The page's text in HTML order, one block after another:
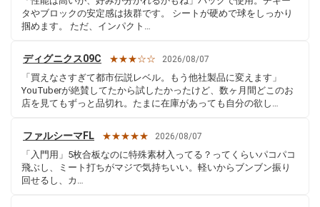
タやブロックの安定感は抜群です。 シートが硬めで球をしっかり
掴めます。 ただ、インパクト…
ディグニクス09C ★★★☆☆ 2026/08/07
「買えなさすぎて都市伝説レベル。もう他社製品に変えます」
YouTuberが絶賛してたから試したかったけど、数ヶ月間どこのお
店を見てもずっと品切れ。たまに在庫があっても自分の欲し…
ファルシーマFL ★★★★★ 2026/08/07
「入門用」5枚合板なのに特殊素材入ってる？ってくらいパコパコ
飛ぶし、ミート打ちがマジで気持ちいい。軽いからブンブン振り
回せるし、カ…